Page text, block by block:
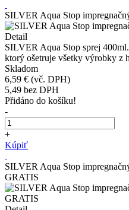
SILVER Aqua Stop
Detail
SILVER Aqua Stop sprej
ktorý ošetruje všetky výrobky z
Skladom
6,59 € (vč. DPH)
5,49 bez DPH
Přidáno do košíku!
-
+
Kúpiť
SILVER Aqua Stop
GRATIS